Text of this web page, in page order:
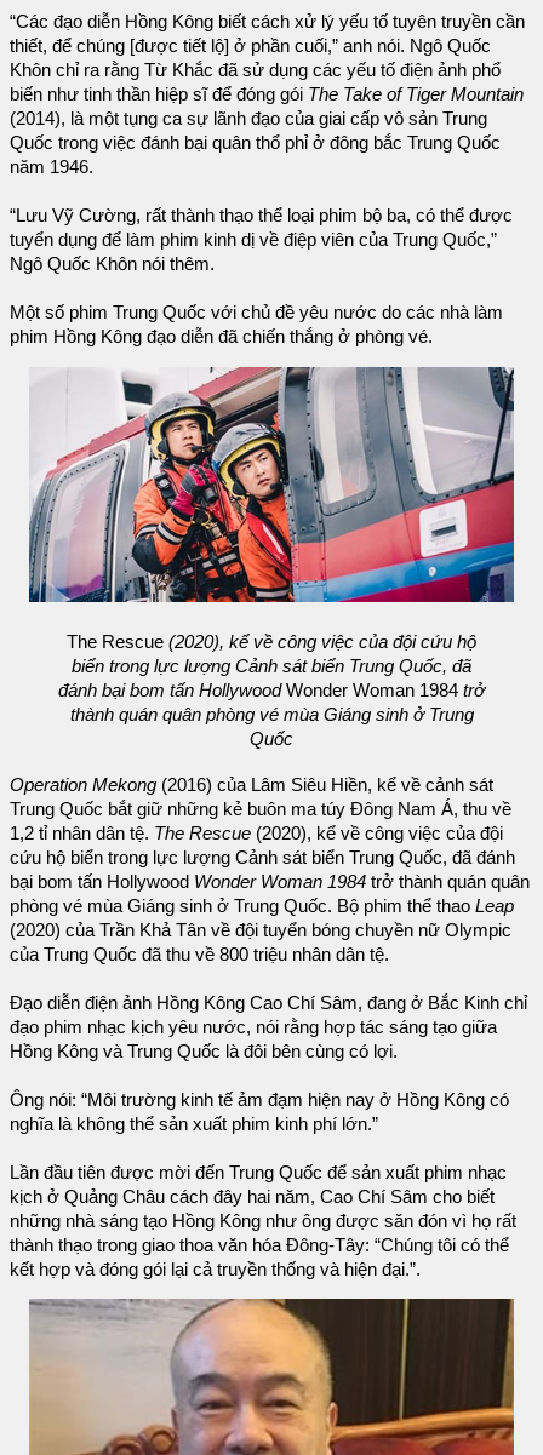
“Các đạo diễn Hồng Kông biết cách xử lý yếu tố tuyên truyền cần
thiết, để chúng [được tiết lộ] ở phần cuối,” anh nói. Ngô Quốc
Khôn chỉ ra rằng Từ Khắc đã sử dụng các yếu tố điện ảnh phổ
biến như tinh thần hiệp sĩ để đóng gói The Take of Tiger Mountain
(2014), là một tụng ca sự lãnh đạo của giai cấp vô sản Trung
Quốc trong việc đánh bại quân thổ phỉ ở đông bắc Trung Quốc
năm 1946.
“Lưu Vỹ Cường, rất thành thạo thể loại phim bộ ba, có thể được
tuyển dụng để làm phim kinh dị về điệp viên của Trung Quốc,”
Ngô Quốc Khôn nói thêm.
Một số phim Trung Quốc với chủ đề yêu nước do các nhà làm
phim Hồng Kông đạo diễn đã chiến thắng ở phòng vé.
The Rescue (2020), kể về công việc của đội cứu hộ
biển trong lực lượng Cảnh sát biển Trung Quốc, đã
đánh bại bom tấn HollywoodWonder Woman 1984 trở
thành quán quân phòng vé mùa Giáng sinh ở Trung
Quốc
Operation Mekong (2016) của Lâm Siêu Hiền, kể về cảnh sát
Trung Quốc bắt giữ những kẻ buôn ma túy Đông Nam Á, thu về
1,2 tỉ nhân dân tệ. The Rescue (2020), kể về công việc của đội
cứu hộ biển trong lực lượng Cảnh sát biển Trung Quốc, đã đánh
bại bom tấn Hollywood Wonder Woman 1984 trở thành quán quân
phòng vé mùa Giáng sinh ở Trung Quốc. Bộ phim thể thao Leap
(2020) của Trần Khả Tân về đội tuyển bóng chuyền nữ Olympic
của Trung Quốc đã thu về 800 triệu nhân dân tệ.
Đạo diễn điện ảnh Hồng Kông Cao Chí Sâm, đang ở Bắc Kinh chỉ
đạo phim nhạc kịch yêu nước, nói rằng hợp tác sáng tạo giữa
Hồng Kông và Trung Quốc là đôi bên cùng có lợi.
Ông nói: “Môi trường kinh tế ảm đạm hiện nay ở Hồng Kông có
nghĩa là không thể sản xuất phim kinh phí lớn.”
Lần đầu tiên được mời đến Trung Quốc để sản xuất phim nhạc
kịch ở Quảng Châu cách đây hai năm, Cao Chí Sâm cho biết
những nhà sáng tạo Hồng Kông như ông được săn đón vì họ rất
thành thạo trong giao thoa văn hóa Đông-Tây: “Chúng tôi có thể
kết hợp và đóng gói lại cả truyền thống và hiện đại.”.